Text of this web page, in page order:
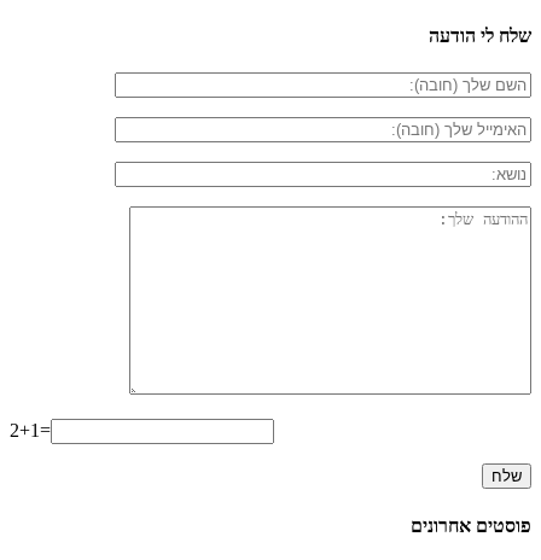
שלח לי הודעה
2+1=
פוסטים אחרונים